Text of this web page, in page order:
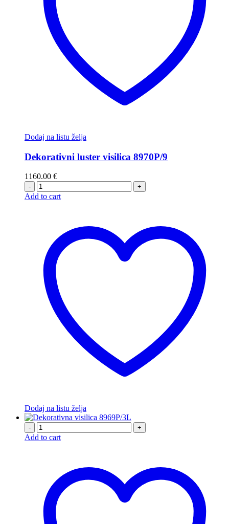
Dodaj na listu želja
Dekorativni luster visilica 8970P/9
1160.00 €
- +
Add to cart
Dodaj na listu želja
- +
Add to cart